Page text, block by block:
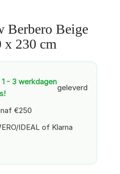
Berbero Beige
x 230 cm
- 3 werkdagen
geleverd
€250
IDEAL of Klarna